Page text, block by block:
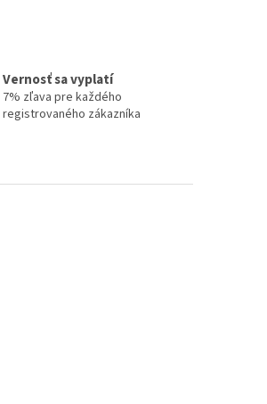
Vernosť sa vyplatí
7% zľava pre každého
registrovaného zákazníka